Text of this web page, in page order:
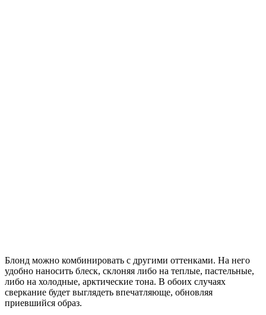
Блонд можно комбинировать с другими оттенками. На него
удобно наносить блеск, склоняя либо на теплые, пастельные,
либо на холодные, арктические тона. В обоих случаях
сверкание будет выглядеть впечатляюще, обновляя
приевшийся образ.